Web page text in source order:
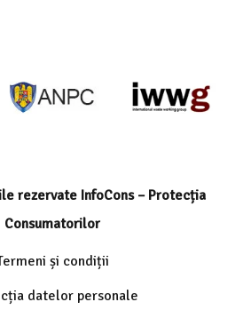
rezervate InfoCons – Protecția
Consumatorilor
și condiții
datelor personale